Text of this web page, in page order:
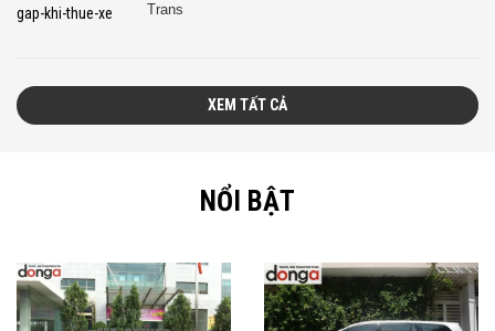
Trans
XEM TẤT CẢ
NỔI BẬT